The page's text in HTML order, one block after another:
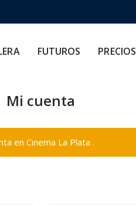
FUTUROS PRECIOS
Mi cuenta
en Cinema La Plata .